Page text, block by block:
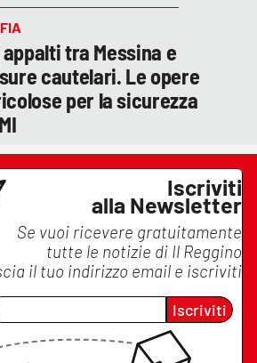
tra Messina e
cautelari. Le opere
per la sicurezza
Iscriviti
alla Newsletter
Se vuoi ricevere gratuitamente
tutte le notizie di Il Reggino
il tuo indirizzo email e iscriviti
Iscriviti